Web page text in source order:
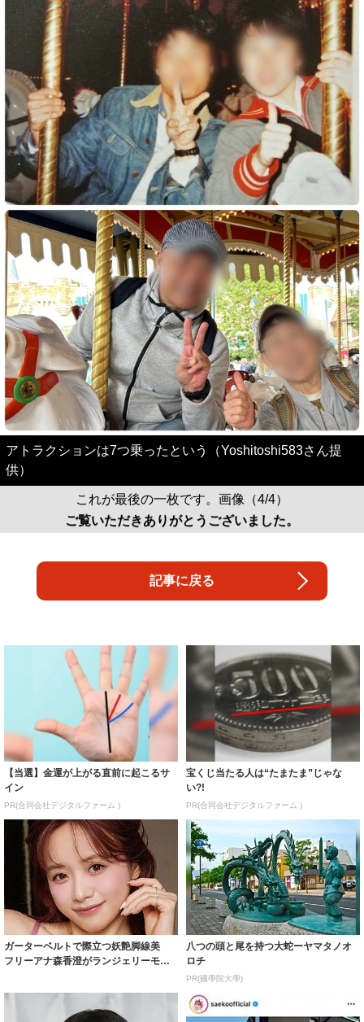
アトラクションは7つ乗ったという（Yoshitoshi583さん提
供）
これが最後の一枚です。画像（4/4）
ご覧いただきありがとうございました。
記事に戻る
【当選】金運が上がる直前に起こるサ
イン
PR(合同会社デジタルファーム )
宝くじ当たる人は“たまたま”じゃな
い?!
PR(合同会社デジタルファーム )
ガーターベルトで際立つ妖艶脚線美
フリーアナ森香澄がランジェリーモデ
八つの頭と尾を持つ大蛇ーヤマタノオ
ロチ
PR(國學院大學)